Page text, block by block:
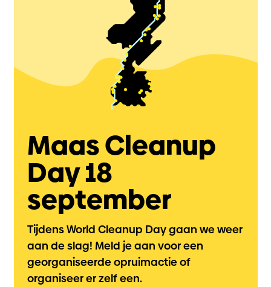
Maas Cleanup
Day 18
september
Tijdens World Cleanup Day gaan we weer
aan de slag! Meld je aan voor een
georganiseerde opruimactie of
organiseer er zelf een.